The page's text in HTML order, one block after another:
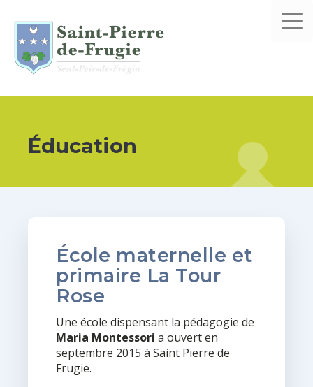
Éducation
École maternelle et
primaire La Tour
Rose
Une école dispensant la pédagogie de
Maria Montessori a ouvert en
septembre 2015 à Saint Pierre de
Frugie.